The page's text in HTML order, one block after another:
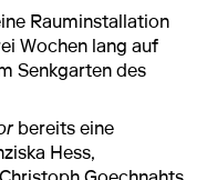
Rauminstallation
Wochen lang auf
Senkgarten des
bereits eine
Hess,